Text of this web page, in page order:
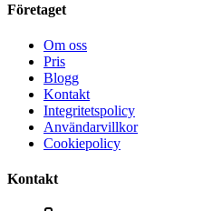
Företaget
Om oss
Pris
Blogg
Kontakt
Integritetspolicy
Användarvillkor
Cookiepolicy
Kontakt